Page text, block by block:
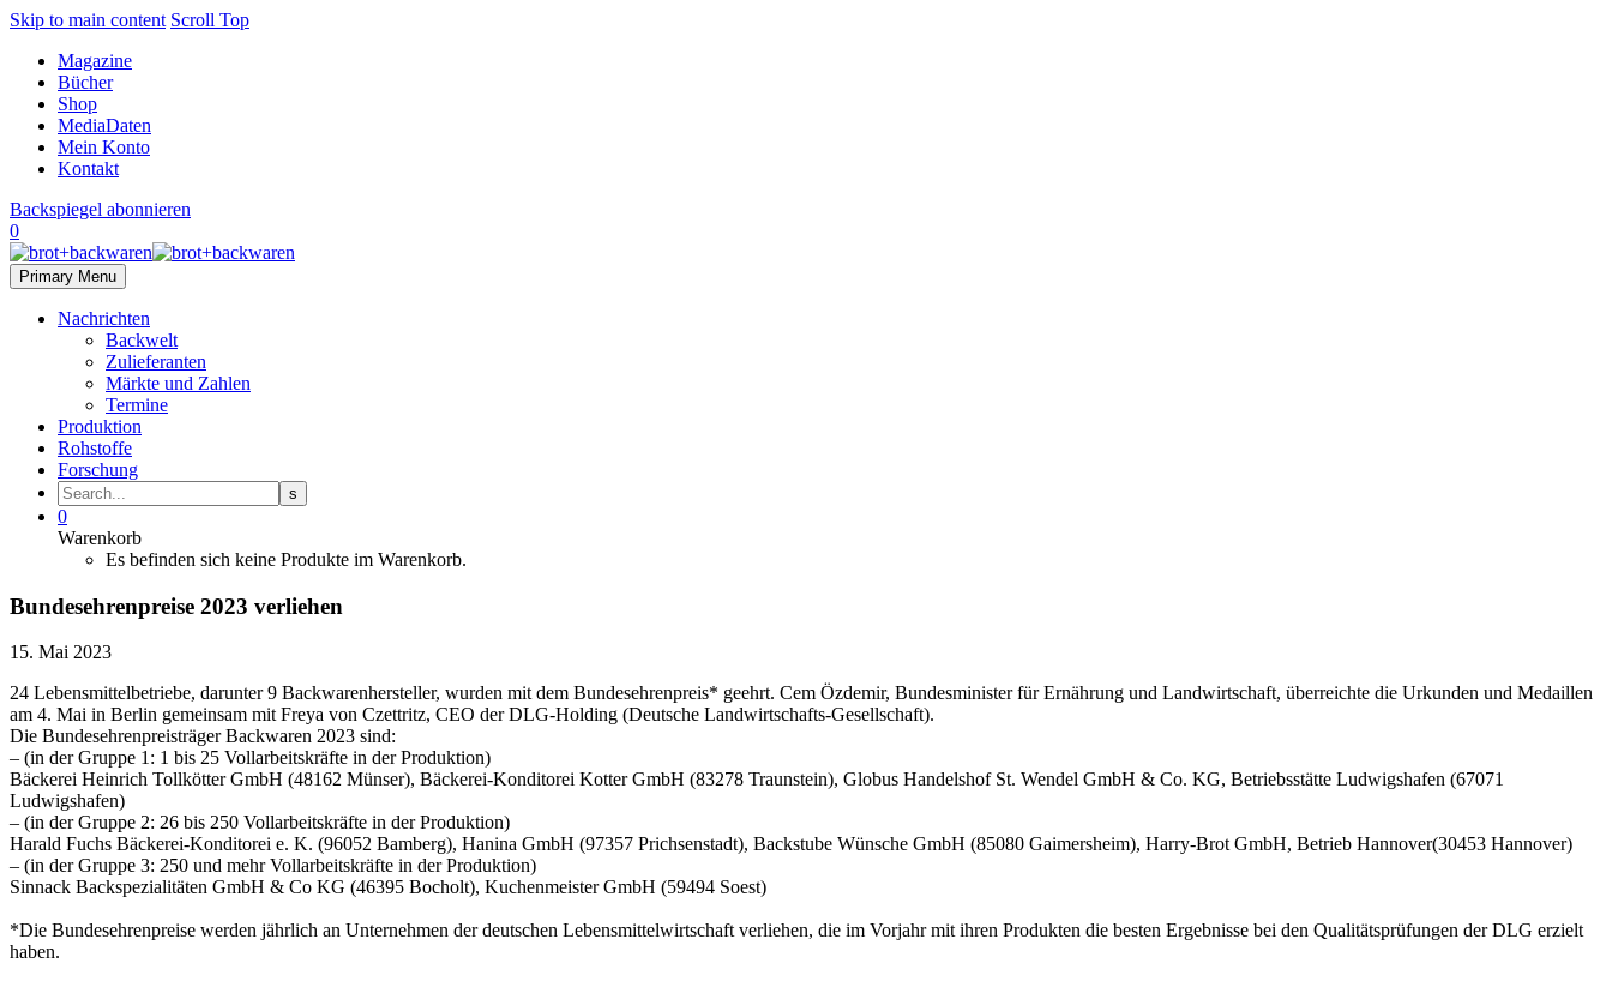
Skip to main content Scroll Top
Magazine
Bücher
Shop
MediaDaten
Mein Konto
Kontakt
Backspiegel abonnieren
0
Primary Menu
Nachrichten
Backwelt
Zulieferanten
Märkte und Zahlen
Termine
Produktion
Rohstoffe
Forschung
0
Warenkorb
Es befinden sich keine Produkte im Warenkorb.
Bundesehrenpreise 2023 verliehen
15. Mai 2023
24 Lebensmittelbetriebe, darunter 9 Backwarenhersteller, wurden mit dem Bundesehrenpreis* geehrt. Cem Özdemir, Bundesminister für Ernährung und Landwirtschaft, überreichte die Urkunden und Medaillen
am 4. Mai in Berlin gemeinsam mit Freya von Czettritz, CEO der DLG-Holding (Deutsche Landwirtschafts-Gesellschaft).
Die Bundesehrenpreisträger Backwaren 2023 sind:
– (in der Gruppe 1: 1 bis 25 Vollarbeitskräfte in der Produktion)
Bäckerei Heinrich Tollkötter GmbH (48162 Münser), Bäckerei-Konditorei Kotter GmbH (83278 Traunstein), Globus Handelshof St. Wendel GmbH & Co. KG, Betriebsstätte Ludwigshafen (67071
Ludwigshafen)
– (in der Gruppe 2: 26 bis 250 Vollarbeitskräfte in der Produktion)
Harald Fuchs Bäckerei-Konditorei e. K. (96052 Bamberg), Hanina GmbH (97357 Prichsenstadt), Backstube Wünsche GmbH (85080 Gaimersheim), Harry-Brot GmbH, Betrieb Hannover(30453 Hannover)
– (in der Gruppe 3: 250 und mehr Vollarbeitskräfte in der Produktion)
Sinnack Backspezialitäten GmbH & Co KG (46395 Bocholt), Kuchenmeister GmbH (59494 Soest)
*Die Bundesehrenpreise werden jährlich an Unternehmen der deutschen Lebensmittelwirtschaft verliehen, die im Vorjahr mit ihren Produkten die besten Ergebnisse bei den Qualitätsprüfungen der DLG erzielt
haben.